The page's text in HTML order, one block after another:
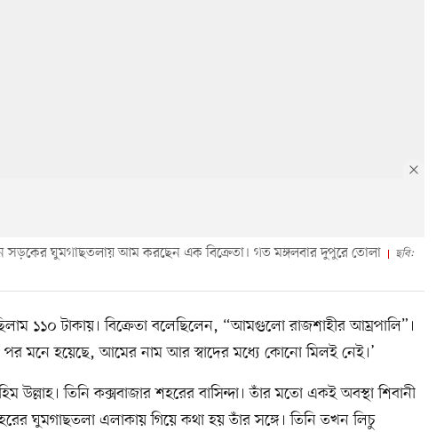
সড়কের ঘুমগাছতলায় আম করছেন এক বিক্রেতা। গত মঙ্গলবার দুপুরে তোলা
ছবি:
১১০ টাকায়। বিক্রেতা বলেছিলেন, “আমগুলো রাজশাহীর আম্রপালি”।
পর মনে হয়েছে, আমের নাম আর স্বাদের মধ্যে কোনো মিলই নেই।’
উল্লাহ। তিনি কক্সবাজার শহরের বাসিন্দা। তাঁর মতো একই অবস্থা শিবানী
ঘুমগাছতলা এলাকায় গিয়ে কথা হয় তাঁর সঙ্গে। তিনি তখন লিচু